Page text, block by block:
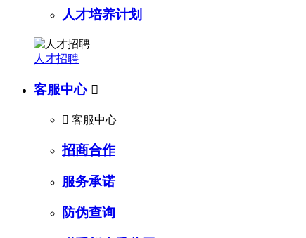
人才培养计划
人才招聘
客服中心 
 客服中心
招商合作
服务承诺
防伪查询